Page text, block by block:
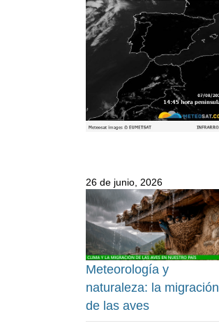
26 de junio, 2026
Meteorología y
naturaleza: la migración
de las aves